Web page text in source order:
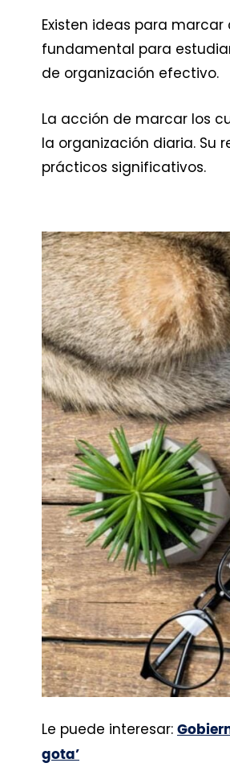
Existen ideas para
fundamental para
de organización efectivo.
La acción de marcar los
la organización diaria. Su
prácticos significativos.
Le puede interesar:
gota’